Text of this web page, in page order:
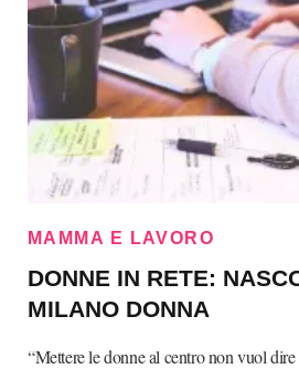
MAMMA E LAVORO
DONNE IN RETE:
MILANO DONNA
“Mettere le donne al centro non vuol